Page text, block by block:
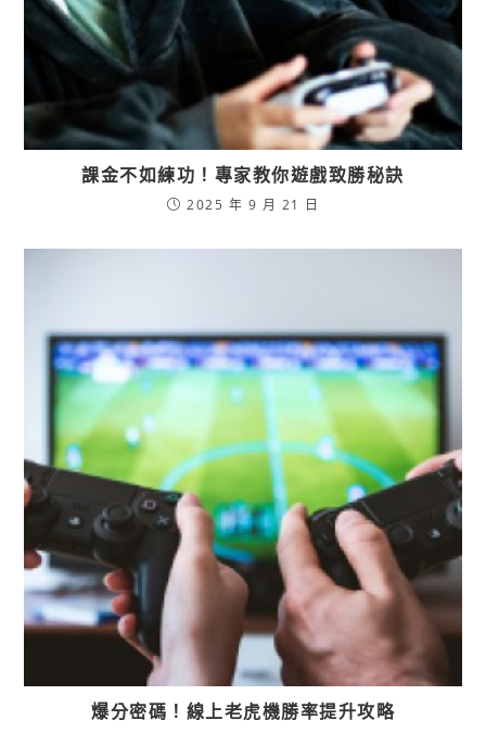
課金不如練功！專家教你遊戲致勝秘訣
2025 年 9 月 21 日
爆分密碼！線上老虎機勝率提升攻略